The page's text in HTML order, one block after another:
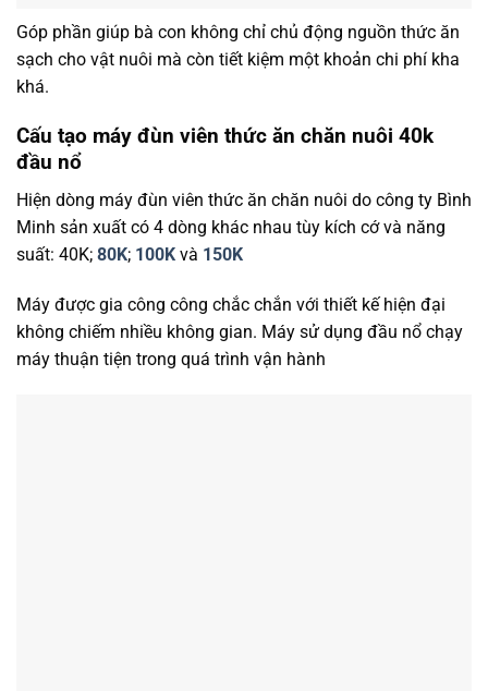
Góp phần giúp bà con không chỉ chủ động nguồn thức ăn
sạch cho vật nuôi mà còn tiết kiệm một khoản chi phí kha
khá.
Cấu tạo máy đùn viên thức ăn chăn nuôi 40k
đầu nổ
Hiện dòng máy đùn viên thức ăn chăn nuôi do công ty Bình
Minh sản xuất có 4 dòng khác nhau tùy kích cớ và năng
suất: 40K; 80K; 100K và 150K
Máy được gia công công chắc chắn với thiết kế hiện đại
không chiếm nhiều không gian. Máy sử dụng đầu nổ chạy
máy thuận tiện trong quá trình vận hành